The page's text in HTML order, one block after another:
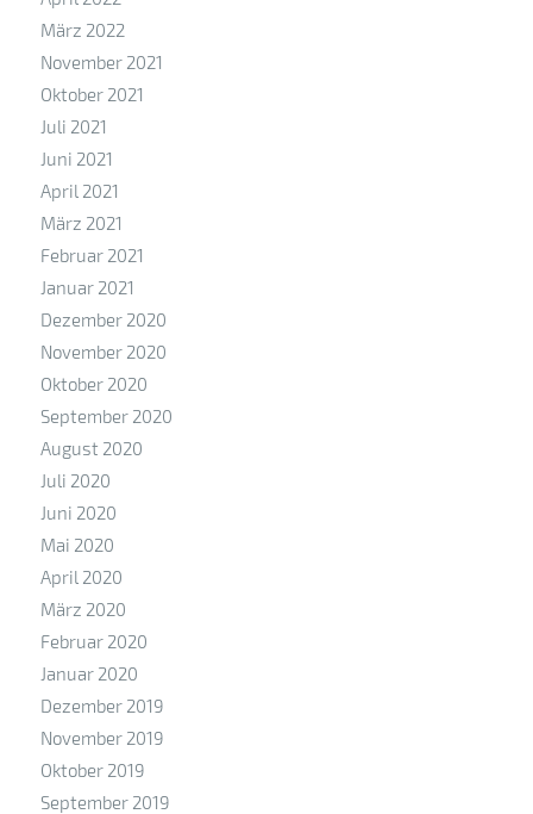
März 2022
November 2021
Oktober 2021
Juli 2021
Juni 2021
April 2021
März 2021
Februar 2021
Januar 2021
Dezember 2020
November 2020
Oktober 2020
September 2020
August 2020
Juli 2020
Juni 2020
Mai 2020
April 2020
März 2020
Februar 2020
Januar 2020
Dezember 2019
November 2019
Oktober 2019
September 2019